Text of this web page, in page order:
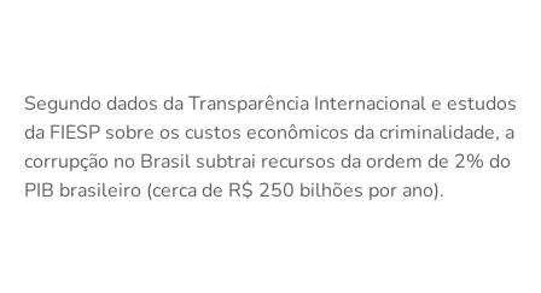
Segundo dados da Transparência Internacional e estudos
da FIESP sobre os custos econômicos da criminalidade, a
corrupção no Brasil subtrai recursos da ordem de 2% do
PIB brasileiro (cerca de R$ 250 bilhões por ano).